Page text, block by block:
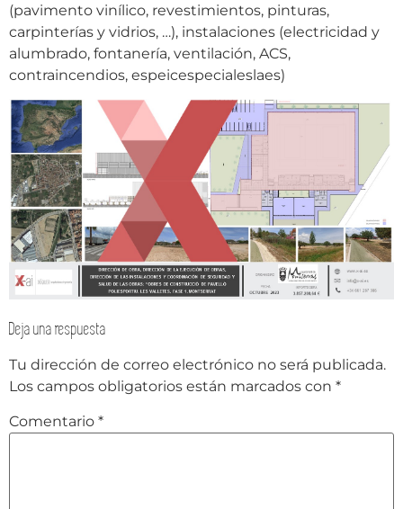
(pavimento vinílico, revestimientos, pinturas,
carpinterías y vidrios, …), instalaciones (electricidad y
alumbrado, fontanería, ventilación, ACS,
contraincendios, espeicespecialeslaes)
Deja una respuesta
Tu dirección de correo electrónico no será publicada.
Los campos obligatorios están marcados con *
Comentario *